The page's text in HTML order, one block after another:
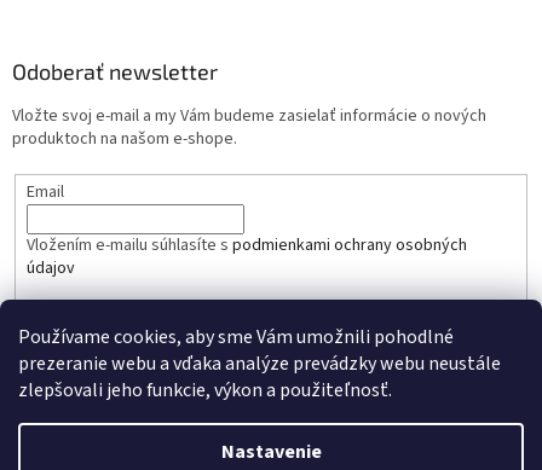
Používame cookies, aby sme Vám umožnili pohodlné
prezeranie webu a vďaka analýze prevádzky webu neustále
zlepšovali jeho funkcie, výkon a použiteľnosť.
Nastavenie
Odoberať newsletter
Vložte svoj e-mail a my Vám budeme zasielať informácie o nových
produktoch na našom e-shope.
Email
Vložením e-mailu súhlasíte s podmienkami ochrany osobných
údajov
PRIHLÁSIŤ SA
Vytvoril Shoptet